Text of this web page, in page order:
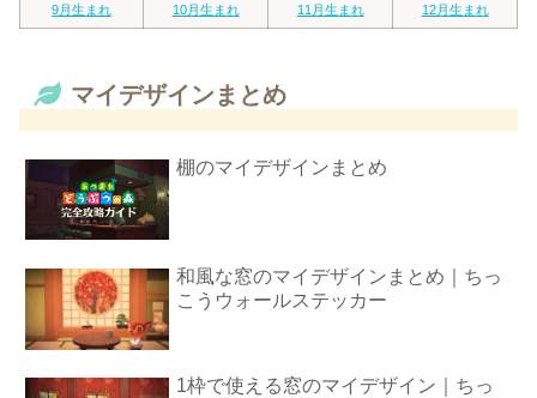
9月生まれ 10月生まれ 11月生まれ 12月生まれ
マイデザインまとめ
棚のマイデザインまとめ
和風な窓のマイデザインまとめ｜ちっ
こうウォールステッカー
1枠で使える窓のマイデザイン｜ちっ